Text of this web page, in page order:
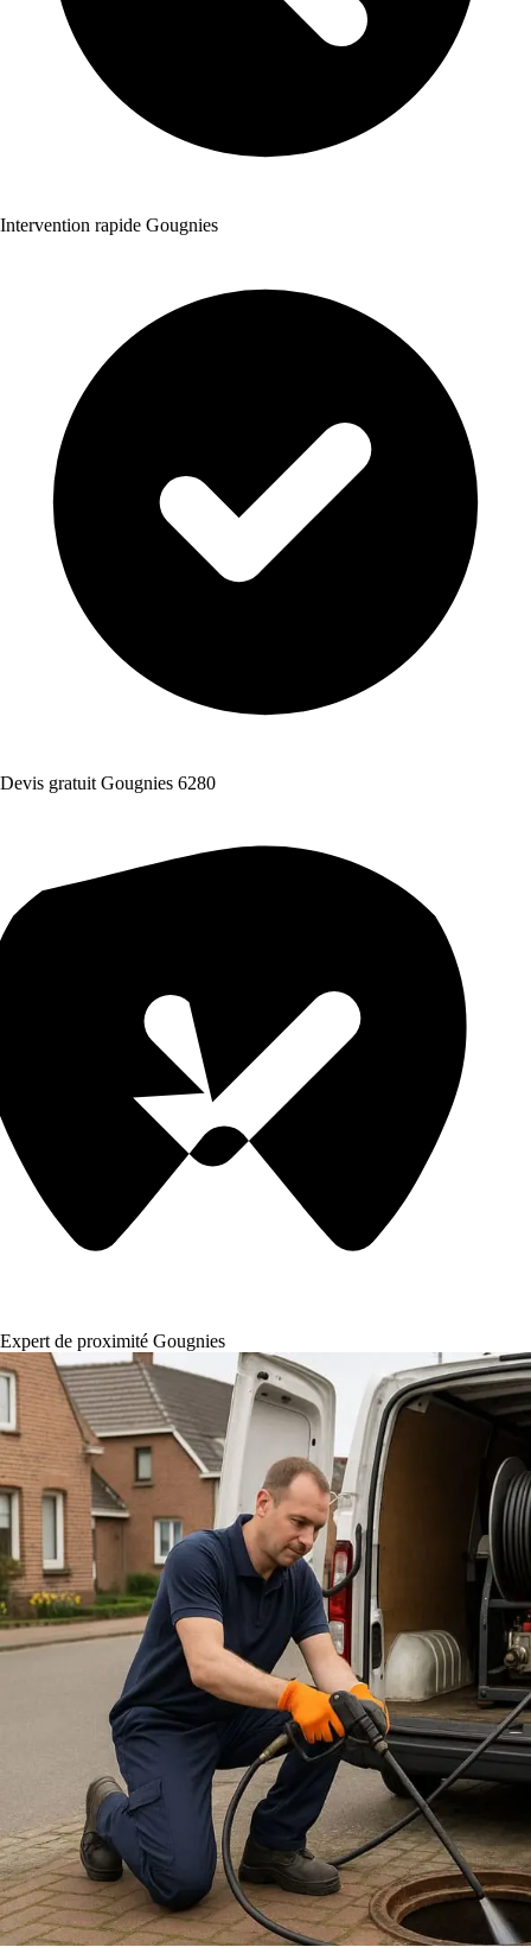
Intervention rapide Gougnies
Devis gratuit Gougnies 6280
Expert de proximité Gougnies